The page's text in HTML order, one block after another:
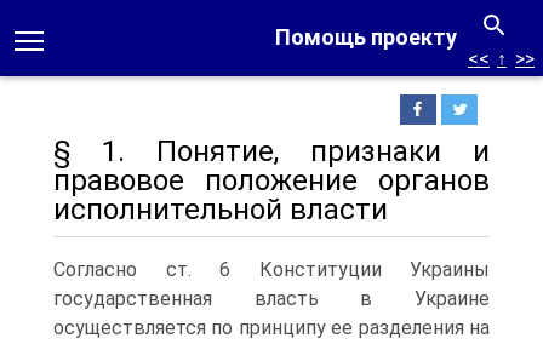
Помощь проекту
<< ↑ >>
§ 1. Понятие, признаки и
правовое положение органов
исполнительной власти
Согласно ст. 6 Конституции Украины
государственная власть в Украине
осуществляется по принципу ее разделения на